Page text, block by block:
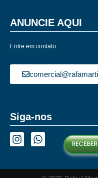
ANUNCIE AQUI
Entre em contato
Siga-nos